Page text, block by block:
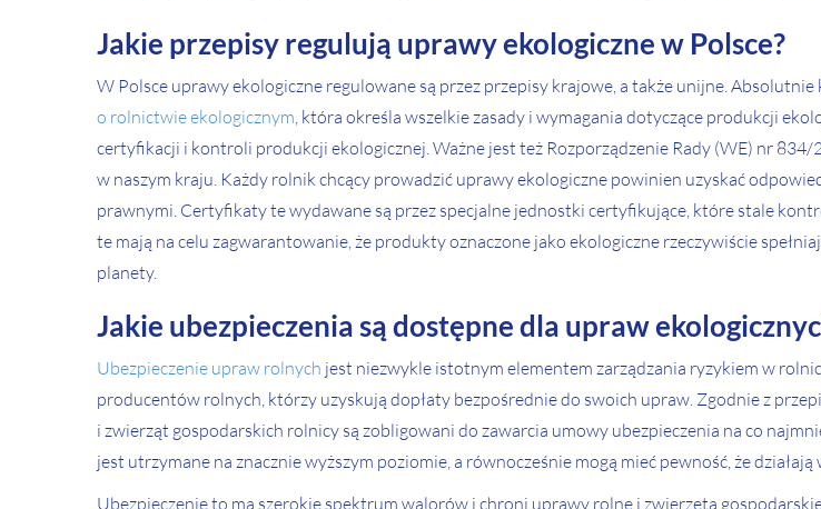
Jakie przepisy regulują uprawy ekologiczne w Polsce?
W Polsce uprawy ekologiczne regulowane są przez przepisy krajowe, a także unijne.
o rolnictwie ekologicznym, która określa wszelkie zasady i wymagania dotyczące produkcji
certyfikacji i kontroli produkcji ekologicznej. Ważne jest też Rozporządzenie Rady (WE) nr
w naszym kraju. Każdy rolnik chcący prowadzić uprawy ekologiczne powinien uzyskać
prawnymi. Certyfikaty te wydawane są przez specjalne jednostki certyfikujące, które stale
te mają na celu zagwarantowanie, że produkty oznaczone jako ekologiczne rzeczywiście
planety.
Jakie ubezpieczenia są dostępne dla upraw
Ubezpieczenie upraw rolnych jest niezwykle istotnym elementem zarządzania ryzykiem w
producentów rolnych, którzy uzyskują dopłaty bezpośrednie do swoich upraw. Zgodnie z
i zwierząt gospodarskich rolnicy są zobligowani do zawarcia umowy ubezpieczenia na co
jest utrzymane na znacznie wyższym poziomie, a równocześnie mogą mieć pewność, że
Ubezpieczenie to ma szerokie spektrum walorów i chroni uprawy rolne i zwierzęta